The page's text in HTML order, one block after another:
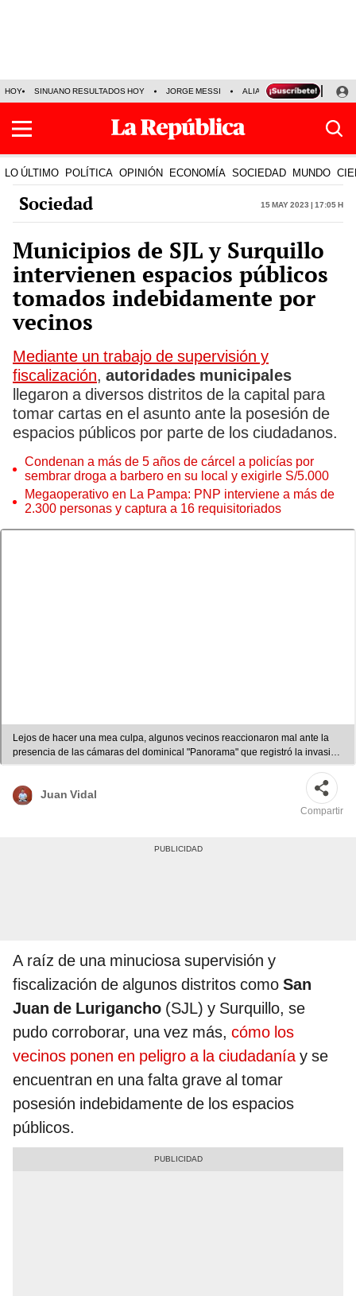
HOY SINUANO RESULTADOS HOY JORGE MESSI ALIANZA LIMA VS SPORT
LO ÚLTIMO POLÍTICA OPINIÓN ECONOMÍA SOCIEDAD MUNDO
Sociedad 15 May 2023 | 17:05 h
Municipios de SJL y Surquillo
intervienen espacios públicos
tomados indebidamente por
vecinos
Mediante un trabajo de supervisión y
fiscalización, autoridades municipales
llegaron a diversos distritos de la capital para
tomar cartas en el asunto ante la posesión de
espacios públicos por parte de los ciudadanos.
Condenan a más de 5 años de cárcel a policías por
sembrar droga a barbero en su local y exigirle S/5.000
Megaoperativo en La Pampa: PNP interviene a más de
2.300 personas y captura a 16 requisitoriados
Lejos de hacer una mea culpa, algunos vecinos reaccionaron mal ante la
presencia de las cámaras del dominical "Panorama" que registró la invasión
pública en algunas zonas de la capital. Foto: captura LR/Panorama - VIDEO:
Juan Vidal
Compartir
A raíz de una minuciosa supervisión y
fiscalización de algunos distritos como San
Juan de Lurigancho (SJL) y Surquillo, se
pudo corroborar, una vez más, cómo los
vecinos ponen en peligro a la ciudadaníay se
encuentran en una falta grave al tomar
posesión indebidamente de los espacios
públicos.